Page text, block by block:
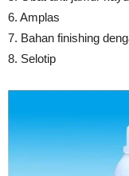
6. Amplas
7. Bahan finishing
8. Selotip